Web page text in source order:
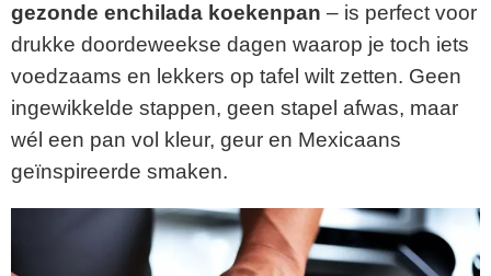
gezonde enchilada koekenpan – is perfect voor
drukke doordeweekse dagen waarop je toch iets
voedzaams en lekkers op tafel wilt zetten. Geen
ingewikkelde stappen, geen stapel afwas, maar
wél een pan vol kleur, geur en Mexicaans
geïnspireerde smaken.